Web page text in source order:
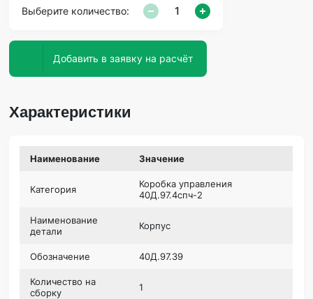
Выберите количество:
Добавить в заявку на расчёт
Характеристики
Наименование Значение
Категория
Коробка управления
40Д.97.4спч-2
Наименование
детали
Корпус
Обозначение 40Д.97.39
Количество на
сборку
1